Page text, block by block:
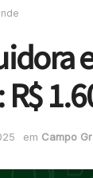
em Campo